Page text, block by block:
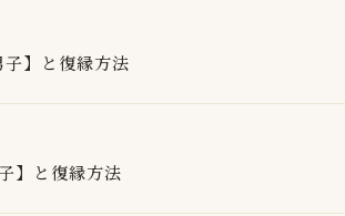
】と復縁方法
】と復縁方法